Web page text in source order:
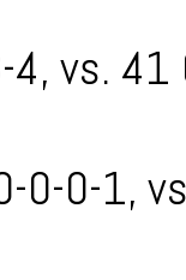
4, vs.
0-0-1,